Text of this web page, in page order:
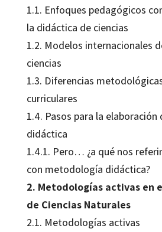
1.1. Enfoques pedagógicos
la didáctica de ciencias
1.2. Modelos internacionales
ciencias
1.3. Diferencias
curriculares
1.4. Pasos para la elaboración
didáctica
1.4.1. Pero… ¿a qué nos
con metodología didáctica?
2. Metodologías activas en
de Ciencias Naturales
2.1. Metodologías activas